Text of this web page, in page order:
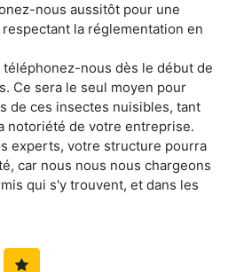
nous aussitôt pour une
la réglementation en
nous dès le début de
Ce sera le seul moyen pour
de ces insectes nuisibles, tant
notoriété de votre entreprise.
experts, votre structure pourra
car nous nous nous chargeons
qui s'y trouvent, et dans les